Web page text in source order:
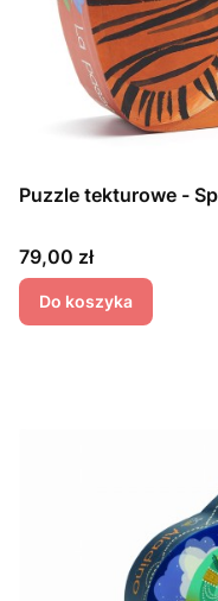
Puzzle tekturowe -
Cena
79,00 zł
Do koszyka